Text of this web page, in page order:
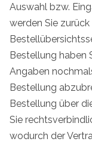
Auswahl bzw.
werden Sie
Bestellung haben
Angaben
Bestellung
Bestellung über
Sie
wodurch der